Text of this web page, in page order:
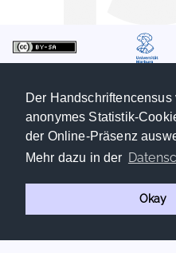
Der Handschriftencensus
anonymes Statistik-
der Online-Präsenz
Mehr dazu in der
Okay